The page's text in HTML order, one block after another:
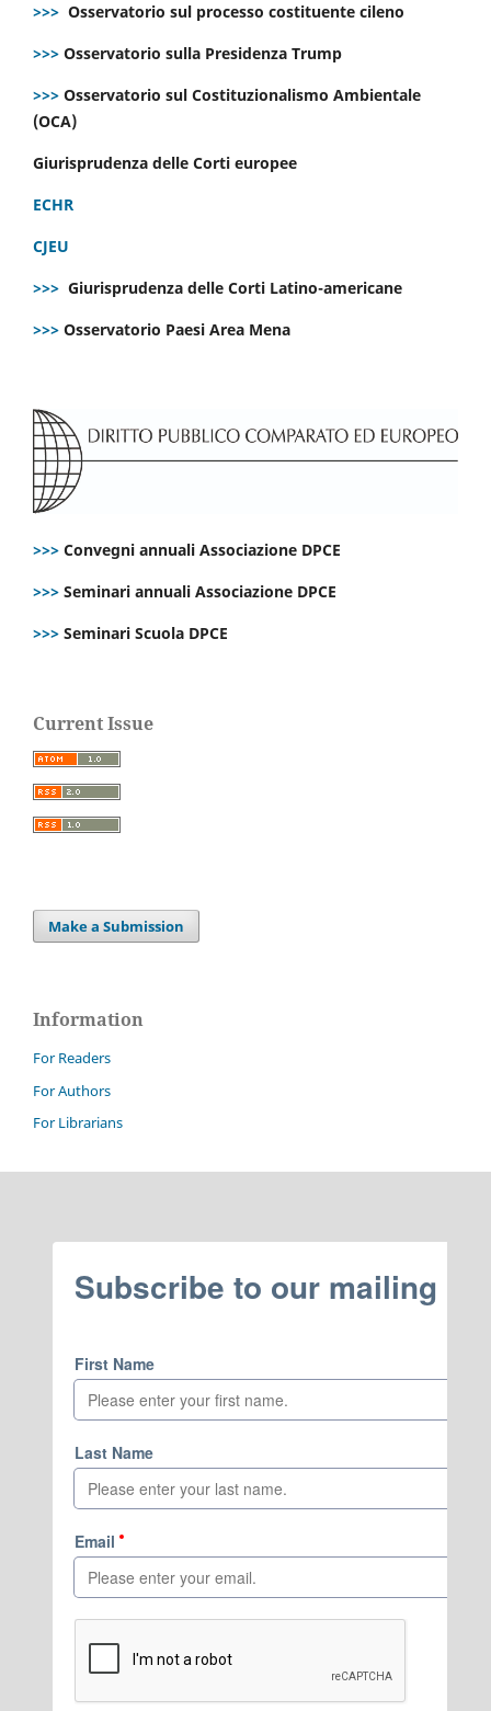
>>> Osservatorio sul processo costituente cileno
>>> Osservatorio sulla Presidenza Trump
>>> Osservatorio sul Costituzionalismo Ambientale
(OCA)
Giurisprudenza delle Corti europee
ECHR
CJEU
>>> Giurisprudenza delle Corti Latino-americane
>>> Osservatorio Paesi Area Mena
>>> Convegni annuali Associazione DPCE
>>> Seminari annuali Associazione DPCE
>>> Seminari Scuola DPCE
Current Issue
Make a Submission
Information
For Readers
For Authors
For Librarians